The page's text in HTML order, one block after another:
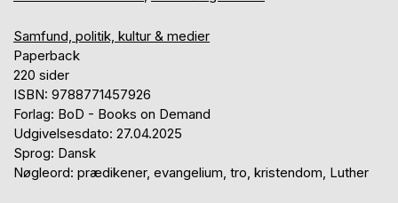
Samfund, politik, kultur & medier
Paperback
220 sider
ISBN: 9788771457926
Forlag: BoD - Books on Demand
Udgivelsesdato: 27.04.2025
Sprog: Dansk
Nøgleord: prædikener, evangelium, tro, kristendom, Luther